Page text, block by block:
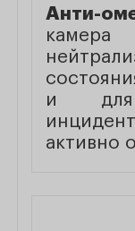
Анти-
и для
активно